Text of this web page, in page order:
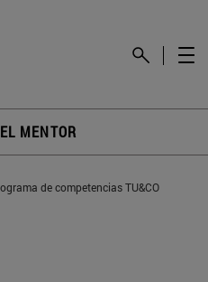
MENTOR
de competencias TU&CO